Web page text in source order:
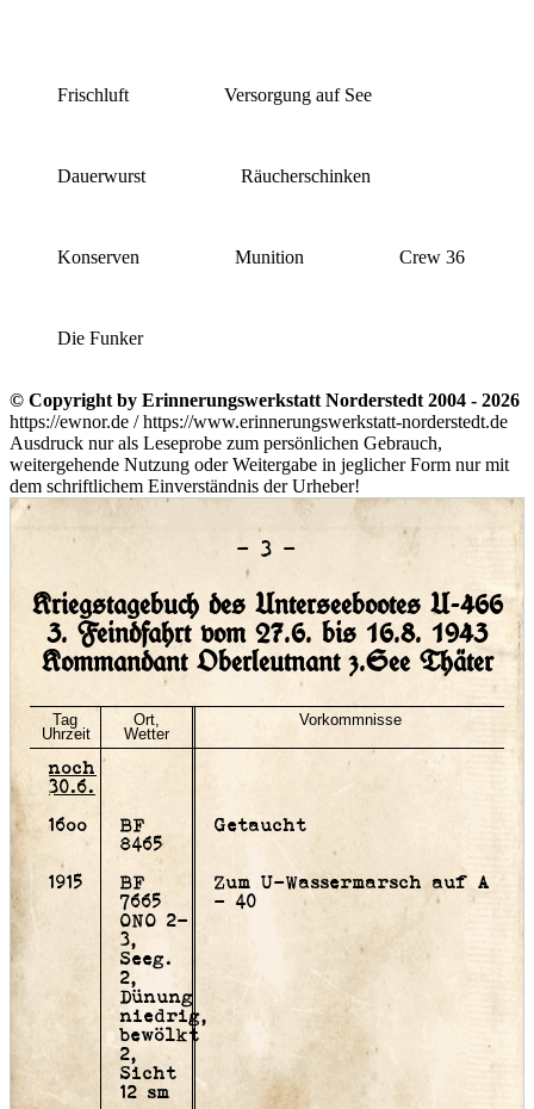
Frischluft Versorgung auf See
Dauerwurst Räucherschinken
Konserven Munition Crew 36
Die Funker
© Copyright by Erinnerungswerkstatt Norderstedt 2004 - 2026
https://ewnor.de / https://www.erinnerungswerkstatt-norderstedt.de
Ausdruck nur als Leseprobe zum persönlichen Gebrauch,
weitergehende Nutzung oder Weitergabe in jeglicher Form nur mit
dem schriftlichem Einverständnis der Urheber!
– 3 –
Kriegstagebuch des Unterseebootes U-466
3. Feindfahrt vom 27.6. bis 16.8. 1943
Kommandant Oberleutnant z.See Thäter
Tag
Uhrzeit
Ort,
Wetter
Vorkommnisse
noch
30.6.
16oo
BF
8465
Getaucht
1915
BF
7665
ONO 2-
3,
Seeg.
2,
Dünung
niedrig,
bewölkt
2,
Sicht
12 sm
Zum U-Wassermarsch auf A
- 40